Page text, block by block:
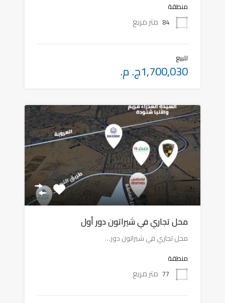
منطقة
84 متر مربع
للبيع
1,700,030ج. م.
محل تجاري في شيراتون دور أول
محل تجاري في شيراتون دور…
منطقة
77 متر مربع